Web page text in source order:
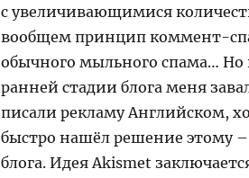
с увеличивающимися
вообщем принцип коммент-
обычного мыльного спама… Но
ранней стадии блога меня
писали рекламу Английском,
быстро нашёл решение этому
блога. Идея Akismet